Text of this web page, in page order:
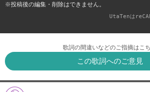
※投稿後の編集・削除はできません。
UtaTenは
歌詞の間違いなどのご指摘はこ
この歌詞へのご意見